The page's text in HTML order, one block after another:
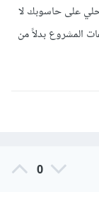
على حاسوبك لا
المشروع بدلاً من
0